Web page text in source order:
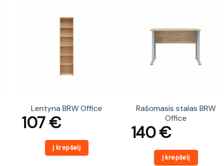
Lentyna BRW Office
107€
Į krepšelį
Rašomasis stalas BRW
Office
140€
Į krepšelį